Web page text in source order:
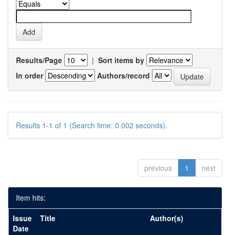
Results/Page | Sort items by
In order
Authors/record
Results 1-1 of 1 (Search time: 0.002 seconds).
previous 1 next
Item hits:
Issue
Date
Title Author(s)